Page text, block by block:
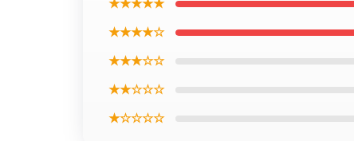
★★★★★
★★★★☆
★★★☆☆
★★☆☆☆
★☆☆☆☆